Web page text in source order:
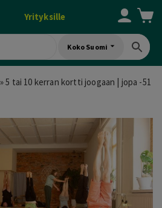
Yrityksille
Koko Suomi
»5 tai 10 kerran kortti joogaan | jopa -51